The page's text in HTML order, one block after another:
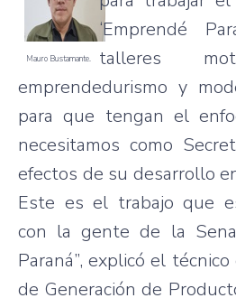
Mauro Bustamante.
‘Emprendé
talleres
emprendedurismo y
para que tengan el
necesitamos como
efectos de su desarrollo
Este es el trabajo que
con la gente de la
Paraná”, explicó el
de Generación de